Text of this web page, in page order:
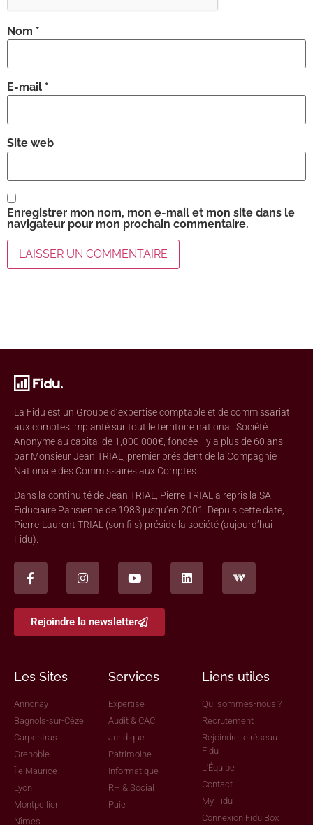
Nom *
E-mail *
Site web
Enregistrer mon nom, mon e-mail et mon site dans le
navigateur pour mon prochain commentaire.
La Fidu est un Groupe d’expertise comptable et de commissariat
aux comptes implanté sur tout le territoire national. Société
Anonyme au capital de 1,000,000€, fondée il y a plus de 60 ans
par Monsieur Jean TRIAL, premier président de la Compagnie
Nationale des Commissaires aux Comptes.
Dans la continuité de Jean TRIAL, Pierre TRIAL a repris la SA
Fiduciaire Parisienne de 1983 jusqu’en 2001. Depuis cette date,
Pierre-Laurent TRIAL (son fils) préside la société (aujourd’hui
Fidu).
Rejoindre la newsletter
Les Sites
Annonay
Bagnols-sur-Cèze
Carpentras
Grenoble
Île Maurice
Lyon
Montpellier
Nîmes
Services
Expertise
Audit & CAC
Juridique
Patrimoine
Informatique
RH & Social
Paie
Liens utiles
Qui sommes-nous ?
Recrutement
Rejoindre le réseau
Fidu
L'Équipe
Contact
My Fidu
Connexion Fidu Box